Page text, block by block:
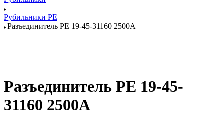
Рубильники РЕ
Разъединитель РЕ 19-45-31160 2500А
Разъединитель РЕ 19-45-
31160 2500А